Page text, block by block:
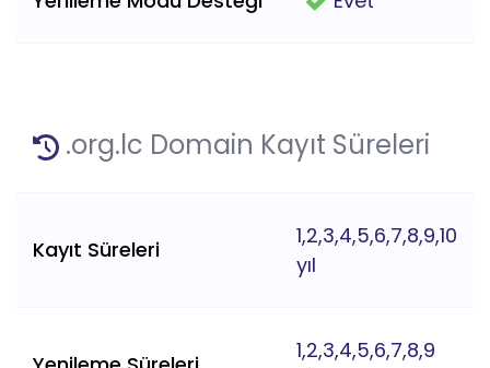
.org.lc Domain Kayıt Süreleri
Kayıt Süreleri
1,2,3,4,5,6,7,8,9,10
yıl
1,2,3,4,5,6,7,8,9